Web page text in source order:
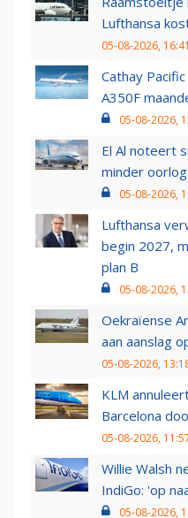
Lufthansa
05-08-2026, 16:41
Cathay
A350F
05-08-2026,
El Al noteert
minder
05-08-2026,
Lufthansa
begin 2027,
plan B
05-08-2026,
Oekraïense
aan aanslag
05-08-2026,
KLM
Barcelona
05-08-2026,
Willie Walsh
IndiGo: 'op
05-08-2026,